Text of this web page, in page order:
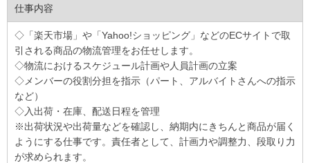
仕事内容
◇「楽天市場」や「Yahoo!ショッピング」などのECサイトで取
引される商品の物流管理をお任せします。
◇物流におけるスケジュール計画や人員計画の立案
◇メンバーの役割分担を指示（パート、アルバイトさんへの指示
など）
◇入出荷・在庫、配送日程を管理
※出荷状況や出荷量などを確認し、納期内にきちんと商品が届く
ようにする仕事です。責任者として、計画力や調整力、段取り力
が求められます。